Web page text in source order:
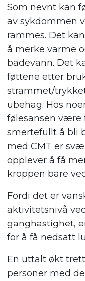
Som nevnt kan
av sykdommen
rammes. Det
å merke varme
badevann. Det
føttene etter
strammet/
ubehag. Hos
følesansen være
smertefullt å bli
med CMT er
opplever å få
kroppen bare
Fordi det er
aktivitetsnivå
ganghastighet,
for å få nedsatt
En uttalt økt
personer med